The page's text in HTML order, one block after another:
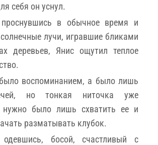
себя он уснул.
в обычное время и
лучи, игравшие бликами
деревьев, Янис ощутил теплое
воспоминанием, а было лишь
но тонкая ниточка уже
нужно было лишь схватить ее и
разматывать клубок.
одевшись, босой, счастливый с